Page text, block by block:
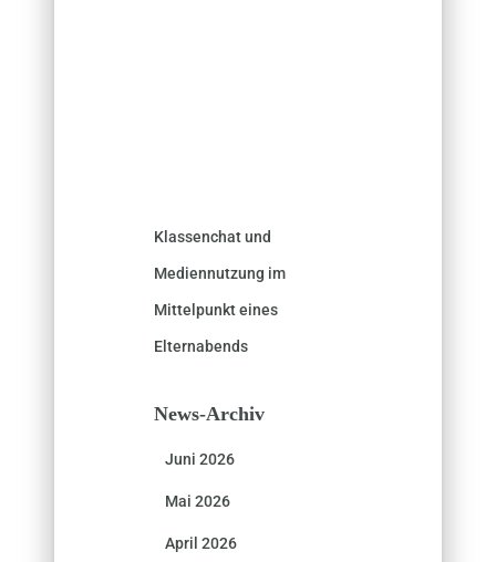
Klassenchat und
Mediennutzung im
Mittelpunkt eines
Elternabends
News-Archiv
Juni 2026
Mai 2026
April 2026